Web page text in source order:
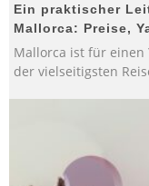
Ein praktischer
Mallorca: Preise,
Mallorca ist für einen
der vielseitigsten